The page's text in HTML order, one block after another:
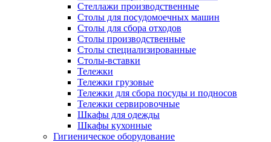
Стеллажи производственные
Столы для посудомоечных машин
Столы для сбора отходов
Столы производственные
Столы специализированные
Столы-вставки
Тележки
Тележки грузовые
Тележки для сбора посуды и подносов
Тележки сервировочные
Шкафы для одежды
Шкафы кухонные
Гигиеническое оборудование